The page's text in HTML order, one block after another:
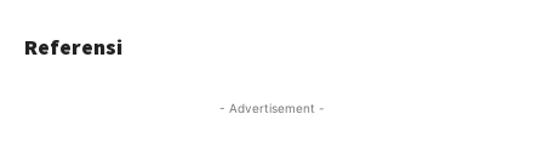
Referensi
- Advertisement -